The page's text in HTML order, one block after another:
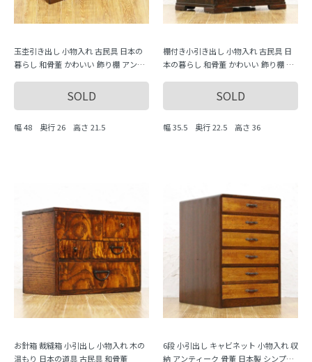
玉杢引き出し 小物入れ 古民具 日本の
暮らし 和骨董 かわいい 飾り棚 アンテ
SOLD
幅 48 奥行 26 高さ 21.5
棚付き小引き出し 小物入れ 古民具 日
本の暮らし 和骨董 かわいい 飾り棚 ア
SOLD
幅 35.5 奥行 22.5 高さ 36
お針箱 裁縫箱 小引出し 小物入れ 木の
温もり 日本の道具 古民具 和骨董
6段 小引出し キャビネット 小物入れ 収
納 アンティーク 骨董 日本製 シンプル